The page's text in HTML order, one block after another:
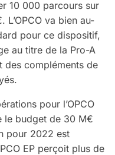
10 000 parcours sur
L’OPCO va bien au-
pour ce dispositif,
au titre de la Pro-A
des compléments de
pour l’OPCO
le budget de 30 M€
pour 2022 est
EP perçoit plus de